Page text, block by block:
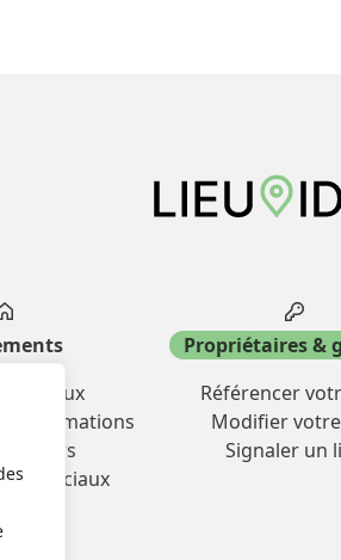
familiaux
& formations
loisirs
Propriétaires &
Référencer
Modifier
Signaler un